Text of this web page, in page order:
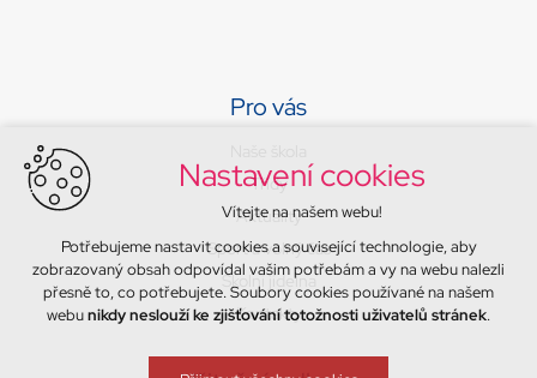
Pro vás
Třídy
Aktuality
Sport a volný čas
Školní jídelna
Kontakty
Nastavení cookies
Vítejte na našem webu!
Potřebujeme nastavit cookies a související technologie, aby
zobrazovaný obsah odpovídal vašim potřebám a vy na webu nalezli
přesně to, co potřebujete. Soubory cookies používané na našem
webunikdy neslouží ke zjišťování totožnosti uživatelů stránek.